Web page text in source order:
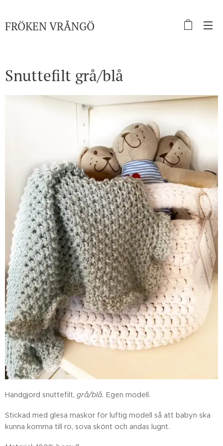
FRÖKENVRÅNGÖ
Snuttefilt grå/blå
Handgjord snuttefilt, grå/blå. Egen modell.
Stickad med glesa maskor för luftig modell så att babyn ska
kunna komma till ro, sova skönt och andas lugnt.